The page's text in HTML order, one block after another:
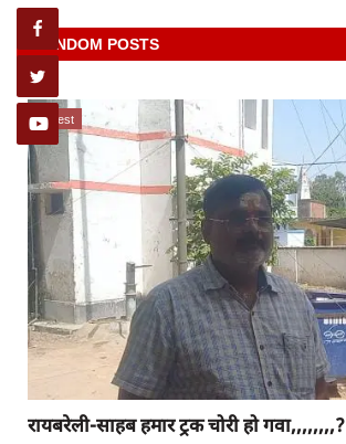
RANDOM POSTS
latest
रायबरेली-साहब हमार ट्रक चोरी हो गवा,,,,,,,,?